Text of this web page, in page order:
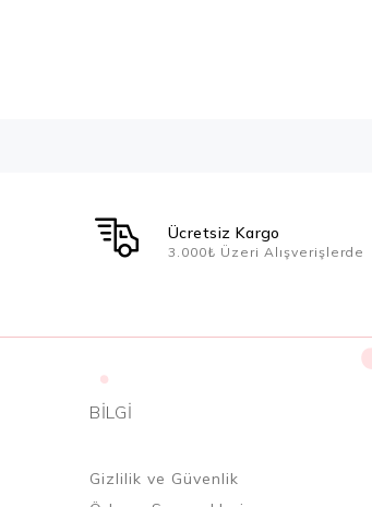
Ücretsiz Kargo
3.000₺ Üzeri Alışverişlerde
BILGI
Gizlilik ve Güvenlik